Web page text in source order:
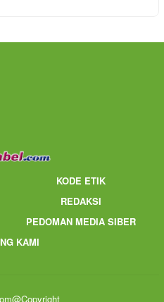
KODE ETIK
REDAKSI
PEDOMAN MEDIA SIBER
KAMI